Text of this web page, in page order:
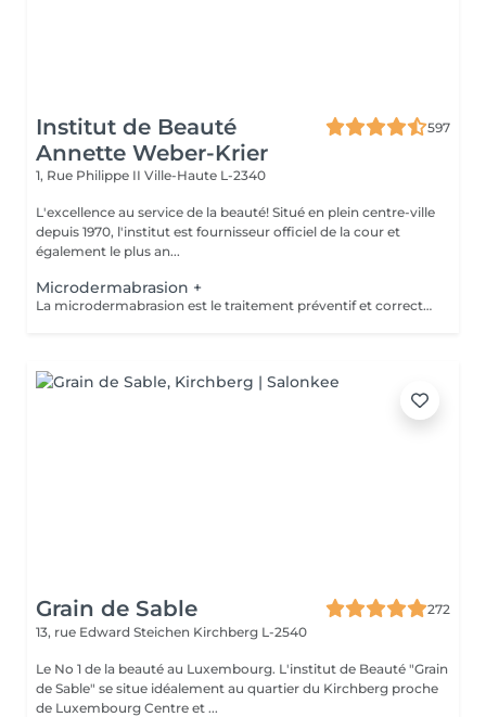
Institut de Beauté
Annette Weber-Krier
597
1, Rue Philippe II Ville-Haute L-2340
L'excellence au service de la beauté! Situé en plein centre-ville
depuis 1970, l'institut est fournisseur officiel de la cour et
également le plus an...
Microdermabrasion +
La microdermabrasion est le traitement préventif et correctif par excellence. Elle stimule la régénération cellulaire et la production de cellules jeunes. À l'aide soit d'un jet de microcristaux projetés sur la peau soit d'une tête diamantée, la microdermabrasion enlève toutes les cellules mortes. Dès le premier traitement, la peau est plus éclatante, plus douce et visiblement exfoliée.
Grain de Sable
272
13, rue Edward Steichen Kirchberg L-2540
Le No 1 de la beauté au Luxembourg. L'institut de Beauté "Grain
de Sable" se situe idéalement au quartier du Kirchberg proche
de Luxembourg Centre et ...